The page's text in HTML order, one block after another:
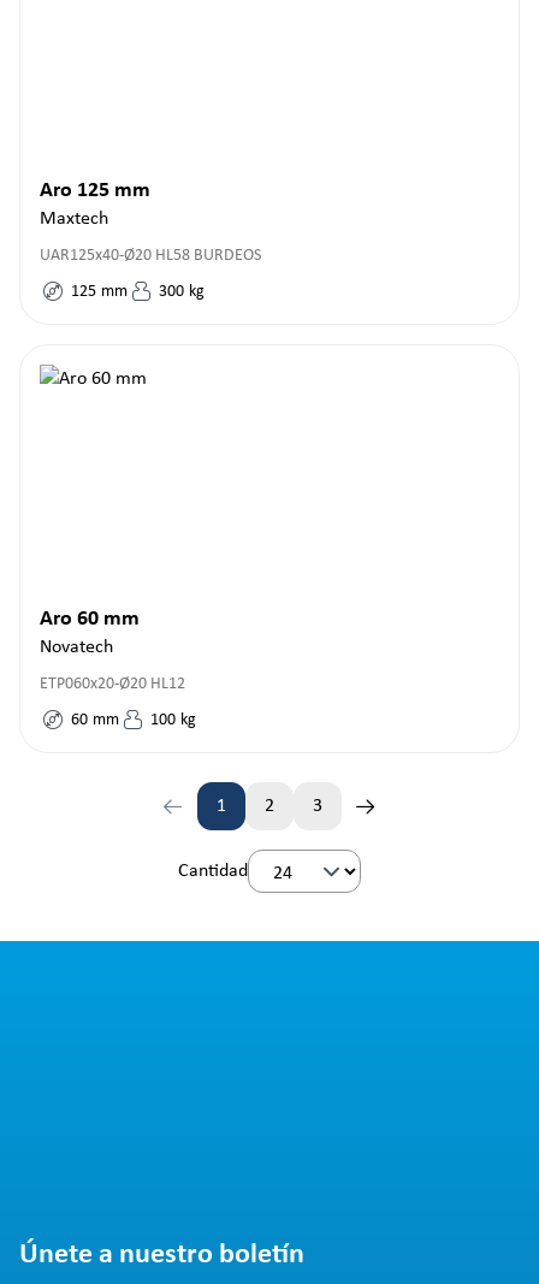
Aro 125 mm
Maxtech
UAR125x40-Ø20 HL58 BURDEOS
125 mm 300 kg
Aro 60 mm
Novatech
ETP060x20-Ø20 HL12
60 mm 100 kg
Página
1 2
Página
3
Cantidad
Únete a nuestro boletín